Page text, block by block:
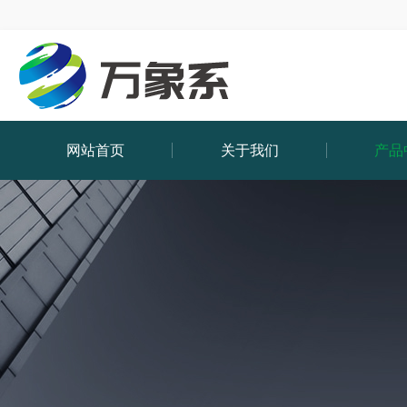
网站首页 关于我们 产品